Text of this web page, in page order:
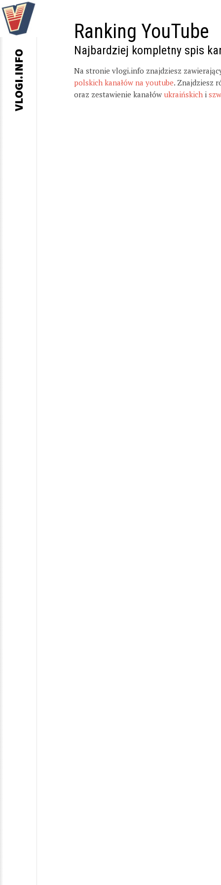
Ranking YouTube
Najbardziej kompletny spis
Na stronie vlogi.info znajdziesz
polskich kanałów na youtube. Znajdziesz
oraz zestawienie kanałów ukraińskich i
VLOGI.INFO